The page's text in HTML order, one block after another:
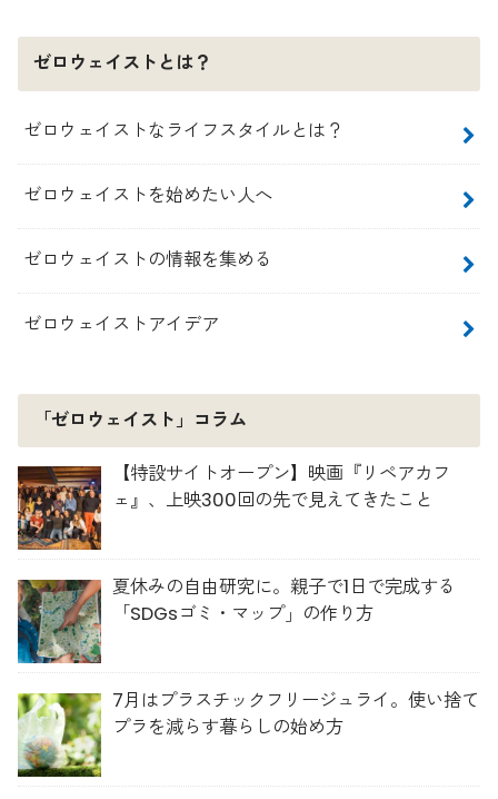
ゼロウェイストとは？
ゼロウェイストなライフスタイルとは？
ゼロウェイストを始めたい人へ
ゼロウェイストの情報を集める
ゼロウェイストアイデア
「ゼロウェイスト」コラム
【特設サイトオープン】映画『リペアカフ
ェ』、上映300回の先で見えてきたこと
夏休みの自由研究に。親子で1日で完成する
「SDGsゴミ・マップ」の作り方
7月はプラスチックフリージュライ。使い捨て
プラを減らす暮らしの始め方